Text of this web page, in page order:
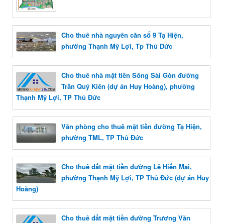
Cho thuê nhà nguyên căn số 9 Tạ Hiện,
phường Thạnh Mỹ Lợi, Tp Thủ Đức
Cho thuê nhà mặt tiền Sông Sài Gòn đường
Trần Quý Kiên (dự án Huy Hoàng), phường
Thạnh Mỹ Lợi, TP Thủ Đức
Văn phòng cho thuê mặt tiền đường Tạ Hiện,
phường TML, TP Thủ Đức
Cho thuê đất mặt tiền đường Lê Hiến Mai,
phường Thạnh Mỹ Lợi, TP Thủ Đức (dự án Huy
Hoàng)
Cho thuê đất mặt tiền đường Trương Văn